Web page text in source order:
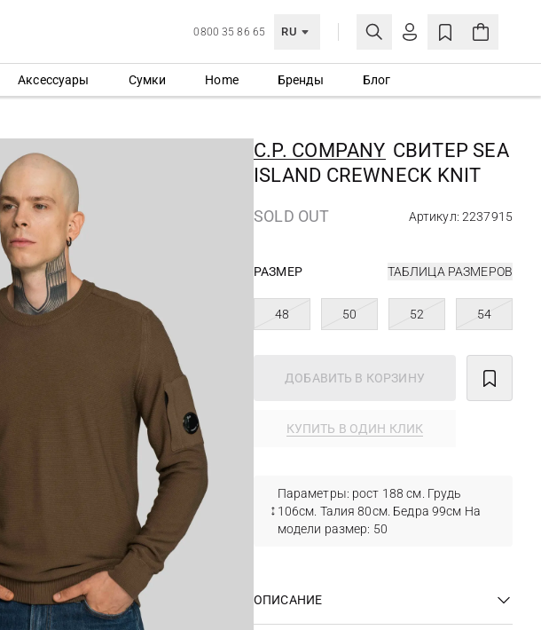
0800 35 86 65 RU
ЛИЧНЫЙ КАБИНЕТ
Еще не зарегистрированы?
СОЗДАТЬ УЧЕТНУЮ ЗАПИСЬ
Аксессуары Сумки Home Бренды Блог
C.P. COMPANY СВИТЕР SEA
ISLAND CREWNECK KNIT
SOLD OUT Артикул: 2237915
РАЗМЕР ТАБЛИЦА РАЗМЕРОВ
48 50 52 54
ДОБАВИТЬ В КОРЗИНУ
КУПИТЬ В ОДИН КЛИК
Параметры: рост 188 см. Грудь
106см. Талия 80см. Бедра 99см На
модели размер: 50
ОПИСАНИЕ